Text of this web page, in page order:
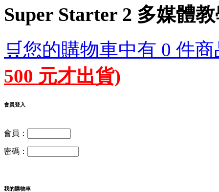
Super Starter 2 多媒體
🛒您的購物車中有 0 件
500 元才出貨)
會員登入
會員：
密碼：
我的購物車